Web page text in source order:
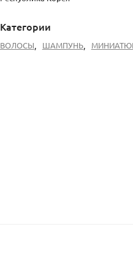
Категории
ВОЛОСЫ, ШАМПУНЬ,